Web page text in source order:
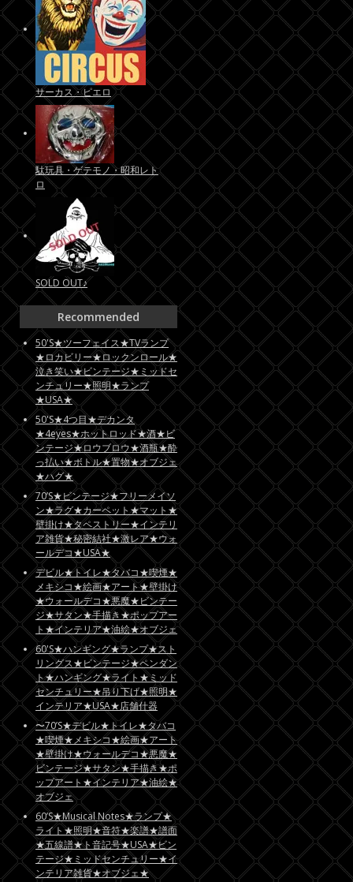
サーカス・ピエロ
駄玩具・ゲテモノ・昭和レト
ロ
SOLD OUT♪
Recommended
50'S★ツーフェイス★TVランプ
★ロカビリー★ロックンロール★
泣き笑い★ビンテージ★ミッドセ
ンチュリー★照明★ランプ
★USA★
50'S★4つ目★デカンタ
★4eyes★ホットロッド★酒★ビ
ンテージ★ロウブロウ★酒瓶★酔
っ払い★ボトル★置物★オブジェ
★ハグ★
70’S★ビンテージ★フリーメイソ
ン★ラグ★カーペット★マット★
壁掛け★タペストリー★インテリ
ア雑貨★秘密結社★激レア★ウォ
ールデコ★USA★
デビル★トイレ★タバコ★喫煙★
メキシコ★絵画★アート★壁掛け
★ウォールデコ★悪魔★ビンテー
ジ★サタン★手描き★ポップアー
ト★インテリア★油絵★オブジェ
60'S★ハンギング★ランプ★スト
リングス★ビンテージ★ペンダン
ト★ハンギング★ライト★ミッド
センチュリー★吊り下げ★照明★
インテリア★USA★店舗什器
〜70’S★デビル★トイレ★タバコ
★喫煙★メキシコ★絵画★アート
★壁掛け★ウォールデコ★悪魔★
ビンテージ★サタン★手描き★ポ
ップアート★インテリア★油絵★
オブジェ
60’S★Musical Notes★ランプ★
ライト★照明★音符★楽譜★譜面
★五線譜★ト音記号★USA★ビン
テージ★ミッドセンチュリー★イ
ンテリア雑貨★オブジェ★